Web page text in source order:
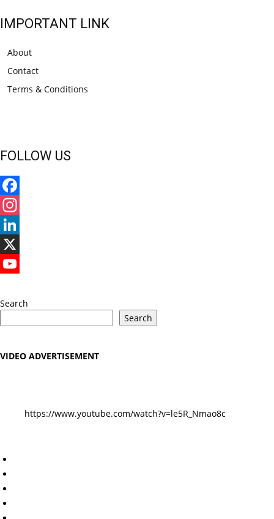
IMPORTANT LINK
About
Contact
Terms & Conditions
FOLLOW US
Facebook
Instagram
LinkedIn
X
Search
Search
VIDEO ADVERTISEMENT
https://www.youtube.com/watch?v=le5R_Nmao8c